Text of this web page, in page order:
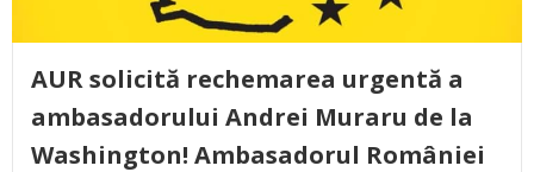
AUR solicită rechemarea urgentă a
ambasadorului Andrei Muraru de la
Washington! Ambasadorul României